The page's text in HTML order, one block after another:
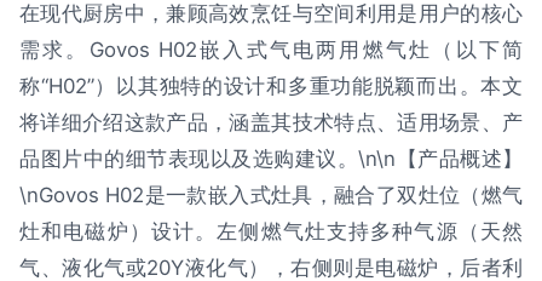
在现代厨房中，兼顾高效烹饪与空间利用是用户的核心
需求。Govos H02嵌入式气电两用燃气灶（以下简
称“H02”）以其独特的设计和多重功能脱颖而出。本文
将详细介绍这款产品，涵盖其技术特点、适用场景、产
品图片中的细节表现以及选购建议。\n\n【产品概述】
\nGovos H02是一款嵌入式灶具，融合了双灶位（燃气
灶和电磁炉）设计。左侧燃气灶支持多种气源（天然
气、液化气或20Y液化气），右侧则是电磁炉，后者利